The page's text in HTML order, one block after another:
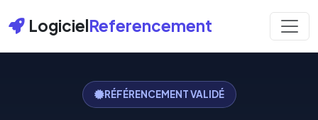
LogicielReferencement
RÉFÉRENCEMENT VALIDÉ